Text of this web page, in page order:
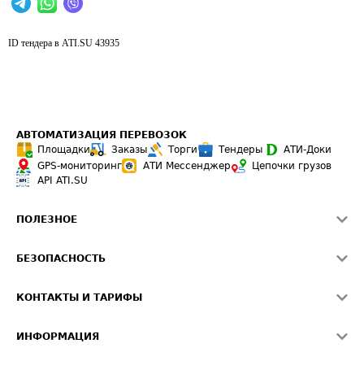
ID тендера в ATI.SU 43935
АВТОМАТИЗАЦИЯ ПЕРЕВОЗОК
Площадки
Заказы Торги Тендеры
АТИ-Доки
GPS-мониторинг
АТИ Мессенджер
Цепочки грузов
API ATI.SU
ПОЛЕЗНОЕ
Звезды ATI.SU на вашем сайте
Средние ставки
БЕЗОПАСНОСТЬ
Светофор+
КОНТАКТЫ И ТАРИФЫ
ИНФОРМАЦИЯ